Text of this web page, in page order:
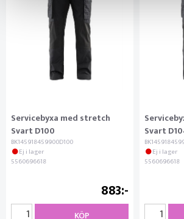
Servicebyxa med stretch
Svart D100
BK145918459900D100
Ej i lager
5560696618
883
KÖP
Svart
Ej i lager
5560696618